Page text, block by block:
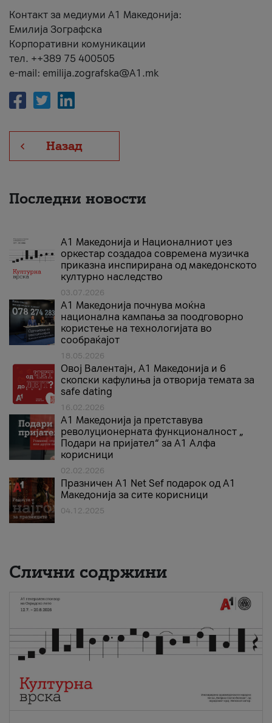
Контакт за медиуми А1 Македонија:
Емилија Зографска
Корпоративни комуникации
тел. ++389 75 400505
e-mail: emilija.zografska@A1.mk
Назад
Последни новости
А1 Македонија и Националниот џез
оркестар создадоа современа музичка
приказна инспирирана од македонското
културно наследство
03.07.2026
A1 Македонија почнува моќна
национална кампања за поодговорно
користење на технологијата во
сообраќајот
18.05.2026
Овој Валентајн, A1 Македонија и 6
скопски кафулиња ја отворија темата за
safe dating
16.02.2026
А1 Македонија ја претставува
револуционерната функционалност „
Подари на пријател“ за А1 Алфа
корисници
02.02.2026
Празничен A1 Net Sеf подарок од А1
Македонија за сите корисници
04.12.2025
Слични содржини